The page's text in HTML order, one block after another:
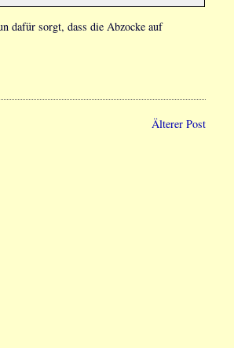
dafür sorgt, dass die Abzocke auf
Älterer Post